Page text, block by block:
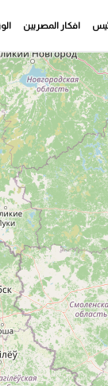
افكار المصريين